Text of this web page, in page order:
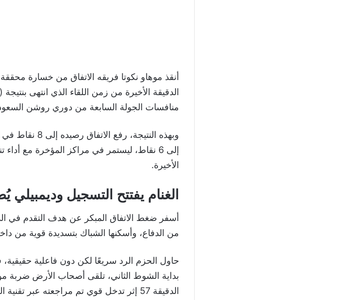
أنقذ موهاو نكوتا فريقه الاتفاق من خسارة
منافسات الجولة السابعة من دوري روشن السعودي
وبهذه
إلى 6 نقاط، ليستمر في مراكز المؤخرة مع
الأخيرة.
الغنام يفتتح التسجيل وديمبيلي
من الدفاع، وأسكنها الشباك بتسديدة قوية من
حاول الحزم الرد سريعًا لكن دون فاعلية
بداية الشوط الثاني، تلقى أصحاب الأرض